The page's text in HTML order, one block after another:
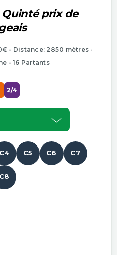
prix de
- Distance: 2850 mètres -
- 16 Partants
2/4
C4 C5 C6 C7
C8